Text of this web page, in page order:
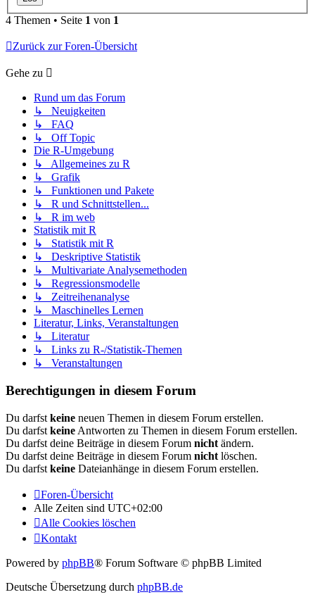
4 Themen • Seite 1 von 1
Zurück zur Foren-Übersicht
Gehe zu
Rund um das Forum
↳ Neuigkeiten
↳ FAQ
↳ Off Topic
Die R-Umgebung
↳ Allgemeines zu R
↳ Grafik
↳ Funktionen und Pakete
↳ R und Schnittstellen...
↳ R im web
Statistik mit R
↳ Statistik mit R
↳ Deskriptive Statistik
↳ Multivariate Analysemethoden
↳ Regressionsmodelle
↳ Zeitreihenanalyse
↳ Maschinelles Lernen
Literatur, Links, Veranstaltungen
↳ Literatur
↳ Links zu R-/Statistik-Themen
↳ Veranstaltungen
Berechtigungen in diesem Forum
Du darfst keine neuen Themen in diesem Forum erstellen.
Du darfst keine Antworten zu Themen in diesem Forum erstellen.
Du darfst deine Beiträge in diesem Forum nicht ändern.
Du darfst deine Beiträge in diesem Forum nicht löschen.
Du darfst keine Dateianhänge in diesem Forum erstellen.
Foren-Übersicht
Alle Zeiten sind UTC+02:00
Alle Cookies löschen
Kontakt
Powered by phpBB® Forum Software © phpBB Limited
Deutsche Übersetzung durch phpBB.de